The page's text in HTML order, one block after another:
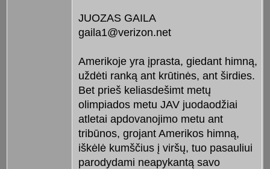
JUOZAS GAILA
gaila1@verizon.net
Amerikoje yra įprasta, giedant himną,
uždėti ranką ant krūtinės, ant širdies.
Bet prieš keliasdešimt metų
olimpiados metu JAV juodaodžiai
atletai apdovanojimo metu ant
tribūnos, grojant Amerikos himną,
iškėlė kumščius į viršų, tuo pasauliui
parodydami neapykantą savo